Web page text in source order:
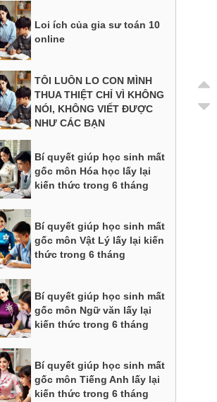
Loi ích của gia sư toán 10
online
TÔI LUÔN LO CON MÌNH
THUA THIỆT CHỈ VÌ KHÔNG
NÓI, KHÔNG VIẾT ĐƯỢC
NHƯ CÁC BẠN
Bí quyết giúp học sinh mất
gốc môn Hóa học lấy lại
kiến thức trong 6 tháng
Bí quyết giúp học sinh mất
gốc môn Vật Lý lấy lại kiến
thức trong 6 tháng
Bí quyết giúp học sinh mất
gốc môn Ngữ văn lấy lại
kiến thức trong 6 tháng
Bí quyết giúp học sinh mất
gốc môn Tiếng Anh lấy lại
kiến thức trong 6 tháng